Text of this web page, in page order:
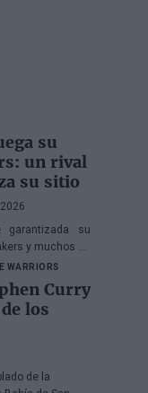
su
un rival
su sitio
su
y muchos se
seguir en la
WARRIORS
Curry
los
de la